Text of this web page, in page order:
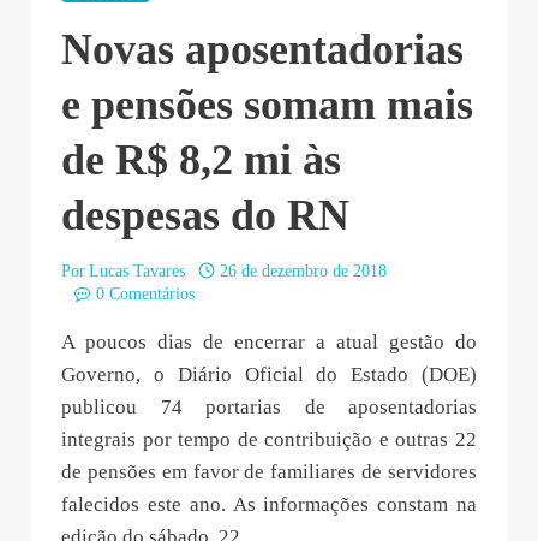
Novas aposentadorias
e pensões somam mais
de R$ 8,2 mi às
despesas do RN
Por Lucas Tavares
26 de dezembro de 2018
0 Comentários
A poucos dias de encerrar a atual gestão do
Governo, o Diário Oficial do Estado (DOE)
publicou 74 portarias de aposentadorias
integrais por tempo de contribuição e outras 22
de pensões em favor de familiares de servidores
falecidos este ano. As informações constam na
edição do sábado, 22.